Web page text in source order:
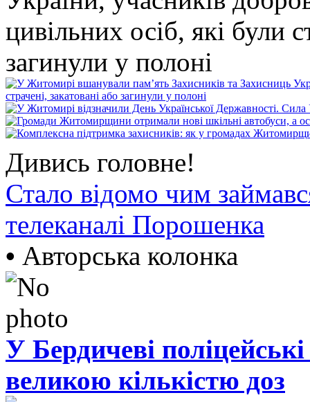
цивільних осіб, які були
загинули у полоні
Дивись головне!
Стало відомо чим
телеканалі Порошенка
• Авторська колонка
У Бердичеві
великою кількістю доз